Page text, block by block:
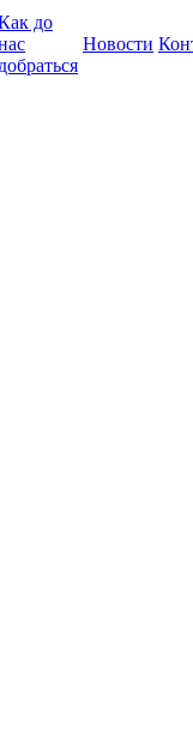
до
добраться
Новости